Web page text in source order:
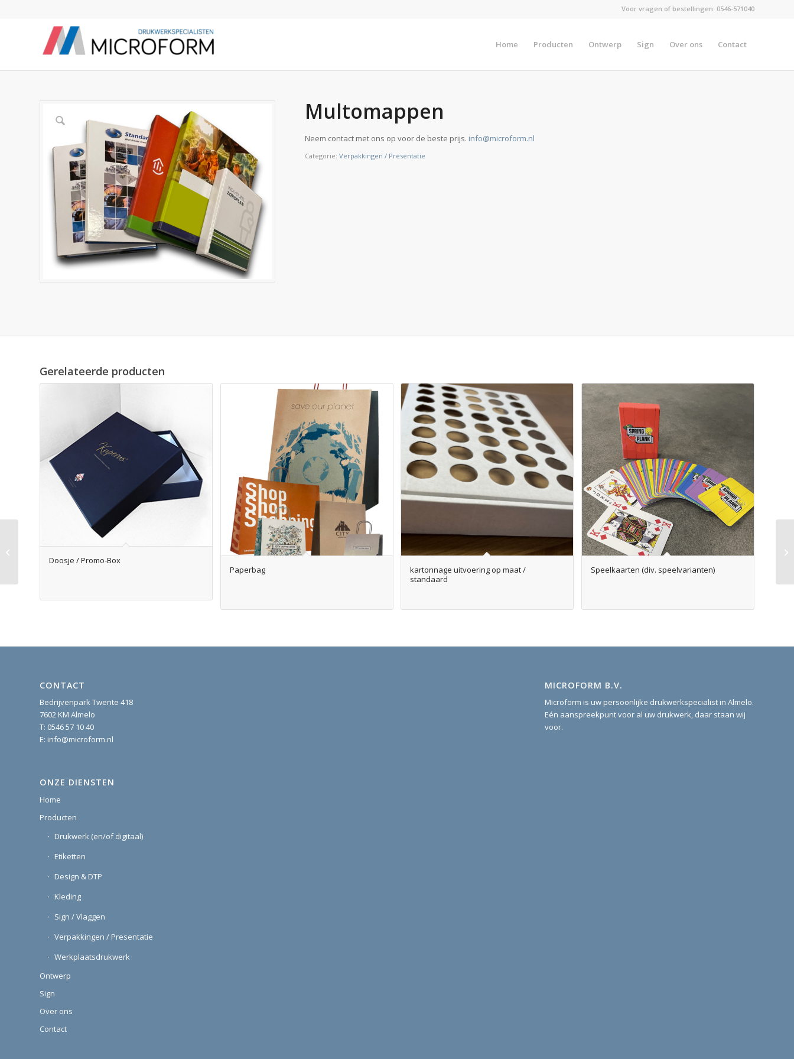
Voor vragen of bestellingen: 0546-571040
Home Producten Ontwerp Sign Over ons Contact
Multomappen
Neem contact met ons op voor de beste prijs. info@microform.nl
Categorie:Verpakkingen / Presentatie
Gerelateerde producten
Doosje / Promo-Box
Paperbag
kartonnage uitvoering op maat /
standaard
Speelkaarten (div. speelvarianten)
CONTACT
Bedrijvenpark Twente 418
7602 KM Almelo
T: 0546 57 10 40
E: info@microform.nl
ONZE DIENSTEN
Home
Producten
Drukwerk (en/of digitaal)
Etiketten
Design & DTP
Kleding
Sign / Vlaggen
Verpakkingen / Presentatie
Werkplaatsdrukwerk
Ontwerp
Sign
Over ons
Contact
MICROFORM B.V.
Microform is uw persoonlijke drukwerkspecialist in Almelo.
Eén aanspreekpunt voor al uw drukwerk, daar staan wij
voor.
Gepersonaliseerde